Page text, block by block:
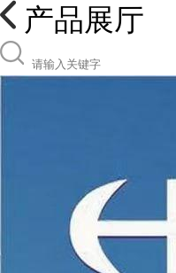
产品展厅